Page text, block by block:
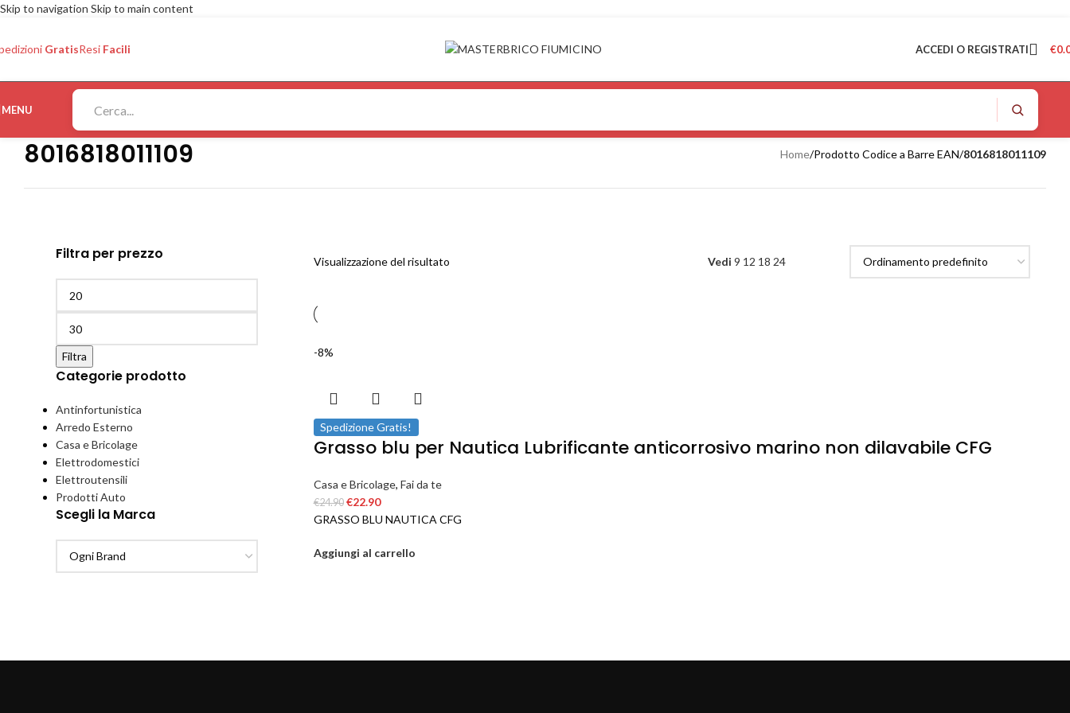
Skip to navigation Skip to main content
GratisResi Facili ACCEDI O REGISTRATI €
MENU
8016818011109 Home/Prodotto Codice a Barre EAN/8016818011109
Filtra per prezzo
Filtra
Categorie prodotto
Antinfortunistica
Arredo Esterno
Casa e Bricolage
Elettrodomestici
Elettroutensili
Prodotti Auto
Scegli la Marca
Visualizzazione del risultato Vedi 9 12 18 24
-8%
Spedizione Gratis!
Grasso blu per Nautica Lubrificante anticorrosivo marino non dilavabile CFG
Casa e Bricolage, Fai da te
€24.90 €22.90
GRASSO BLU NAUTICA CFG
Aggiungi al carrello